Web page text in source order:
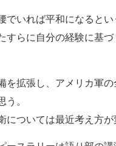
でいれば平和になるとい
すらに自分の経験に基
を拡張し、アメリカ軍
う。
については最近考え方が